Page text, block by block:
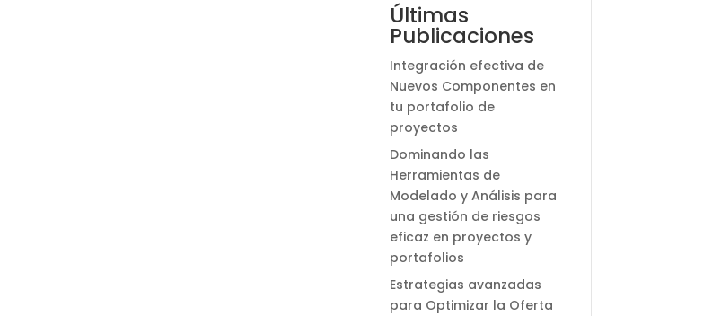
Últimas
Publicaciones
Integración efectiva de
Nuevos Componentes en
tu portafolio de
proyectos
Dominando las
Herramientas de
Modelado y Análisis para
una gestión de riesgos
eficaz en proyectos y
portafolios
Estrategias avanzadas
para Optimizar la Oferta